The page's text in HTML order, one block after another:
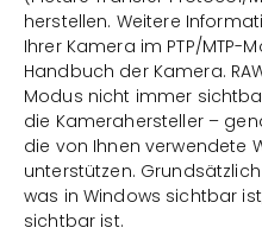
herstellen. Weitere
Ihrer Kamera im PTP/MTP-
Handbuch der Kamera.
Modus nicht immer
die Kamerahersteller –
die von Ihnen verwendete
unterstützen.
was in Windows sichtbar
sichtbar ist.